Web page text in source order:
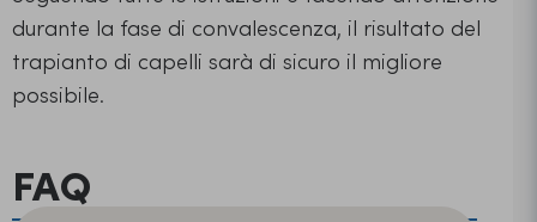
durante la fase di convalescenza, il risultato del
trapianto di capelli sarà di sicuro il migliore
possibile.
FAQ